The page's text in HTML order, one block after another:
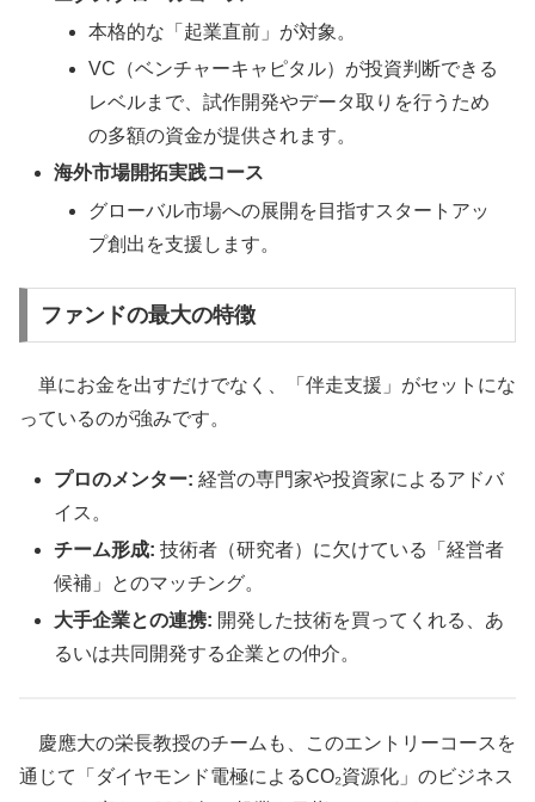
本格的な「起業直前」が対象。
VC（ベンチャーキャピタル）が投資判断できる
レベルまで、試作開発やデータ取りを行うため
の多額の資金が提供されます。
海外市場開拓実践コース
グローバル市場への展開を目指すスタートアッ
プ創出を支援します。
ファンドの最大の特徴
単にお金を出すだけでなく、「伴走支援」がセットにな
っているのが強みです。
プロのメンター: 経営の専門家や投資家によるアドバ
イス。
チーム形成: 技術者（研究者）に欠けている「経営者
候補」とのマッチング。
大手企業との連携: 開発した技術を買ってくれる、あ
るいは共同開発する企業との仲介。
慶應大の栄長教授のチームも、このエントリーコースを
通じて「ダイヤモンド電極によるCO₂資源化」のビジネス